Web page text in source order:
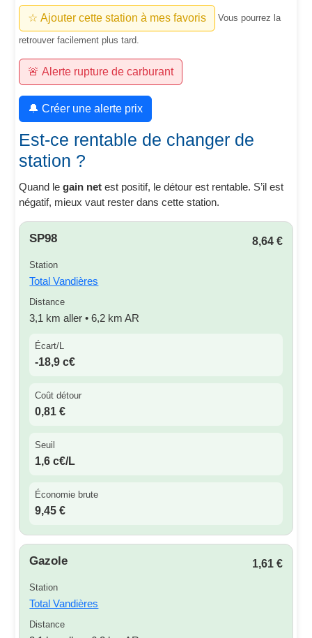
☆ Ajouter cette station à mes favoris Vous pourrez la
retrouver facilement plus tard.
🚨 Alerte rupture de carburant
🔔 Créer une alerte prix
Est-ce rentable de changer de
station ?
Quand legain net est positif, le détour est rentable. S’il est
négatif, mieux vaut rester dans cette station.
SP98 8,64 €
Station
Total Vandières
Distance
3,1 km aller • 6,2 km AR
Écart/L
-18,9 c€
Coût détour
0,81 €
Seuil
1,6 c€/L
Économie brute
9,45 €
Gazole 1,61 €
Station
Total Vandières
Distance